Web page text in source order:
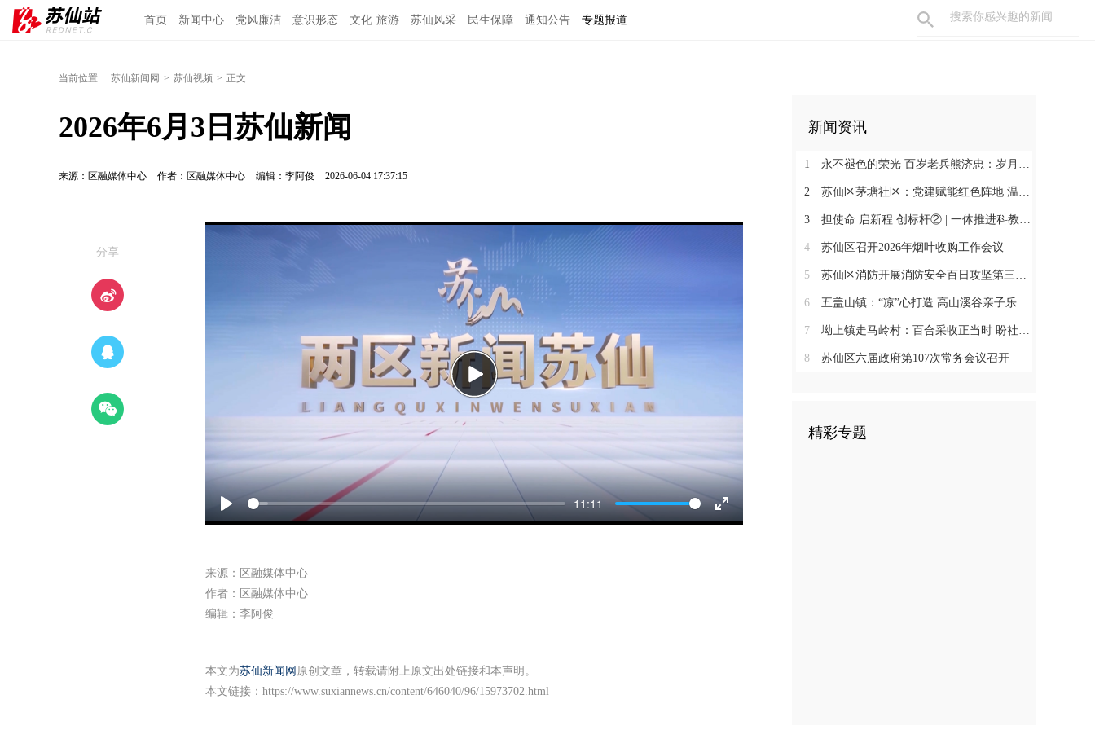
首页 新闻中心 党风廉洁 意识形态 文化·旅游 苏仙风采 民生保障 通知公告 专题报道
当前位置: 苏仙新闻网 > 苏仙视频 > 正文
2026年6月3日苏仙新闻
来源：区融媒体中心 作者：区融媒体中心 编辑：李阿俊 2026-06-04 17:37:15
—分享—
Play
11:11
Enter
Play
来源：区融媒体中心
作者：区融媒体中心
编辑：李阿俊
本文为苏仙新闻网 原创文章，转载请附上原文出处链接和本声明。
本文链接： https://www.suxiannews.cn/content/646040/96/15973702.html
新闻资讯
1 永不褪色的荣光 百岁老兵熊济忠：岁月长河铸丹心 保家卫国献忠诚
2 苏仙区茅塘社区：党建赋能红色阵地 温情守护邻里朝夕
3 担使命 启新程 创标杆② | 一体推进科教人才 深度融合文旅业态
4 苏仙区召开2026年烟叶收购工作会议
5 苏仙区消防开展消防安全百日攻坚第三次联合检查
6 五盖山镇：“凉”心打造 高山溪谷亲子乐园火爆出圈
7 坳上镇走马岭村：百合采收正当时 盼社会各界助力销售
8 苏仙区六届政府第107次常务会议召开
精彩专题